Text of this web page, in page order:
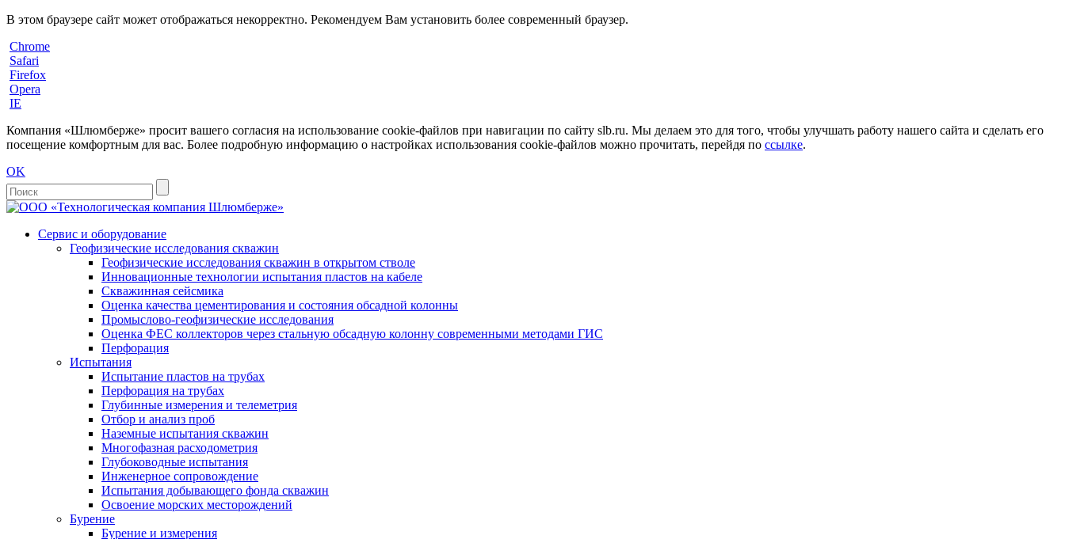
В этом браузере сайт может отображаться некорректно. Рекомендуем Вам установить более современный браузер.
Chrome
Safari
Firefox
Opera
IE
Компания «Шлюмберже» просит вашего согласия на использование cookie-файлов при навигации по сайту slb.ru. Мы делаем это для того, чтобы улучшать работу нашего сайта и сделать его
посещение комфортным для вас. Более подробную информацию о настройках использования cookie-файлов можно прочитать, перейдя по ссылке.
OK
Сервис и оборудование
Геофизические исследования скважин
Геофизические исследования скважин в открытом стволе
Инновационные технологии испытания пластов на кабеле
Скважинная сейсмика
Оценка качества цементирования и состояния обсадной колонны
Промыслово-геофизические исследования
Оценка ФЕС коллекторов через стальную обсадную колонну современными методами ГИС
Перфорация
Испытания
Испытание пластов на трубах
Перфорация на трубах
Глубинные измерения и телеметрия
Отбор и анализ проб
Наземные испытания скважин
Многофазная расходометрия
Глубоководные испытания
Инженерное сопровождение
Испытания добывающего фонда скважин
Освоение морских месторождений
Бурение
Бурение и измерения